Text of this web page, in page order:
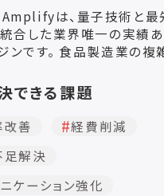
は、量子技術と最
合した業界唯一の実績
ンです。 食品製造業の複
用レベルの計算規模と速度
を実証しています。 導入事
社以上、累計6,000万回
実績が示す通り、他の追随
析能力を持ち、ある食品メ
的短縮。 シフト計画では
できる課題
善
経費削減
足解決
ケーション強化